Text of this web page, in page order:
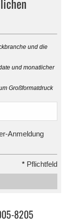
und die
und monatlicher
Großformatdruck
Anmeldung
* Pflichtfeld
8205